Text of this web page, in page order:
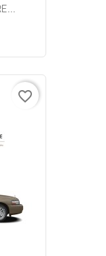
favorite_border